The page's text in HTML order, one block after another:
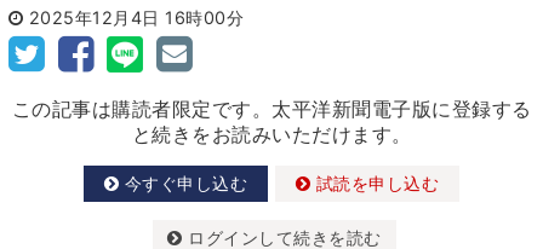
2025年12月4日 16時00分
この記事は購読者限定です。太平洋新聞電子版に登録する
と続きをお読みいただけます。
今すぐ申し込む 試読を申し込む
ログインして続きを読む